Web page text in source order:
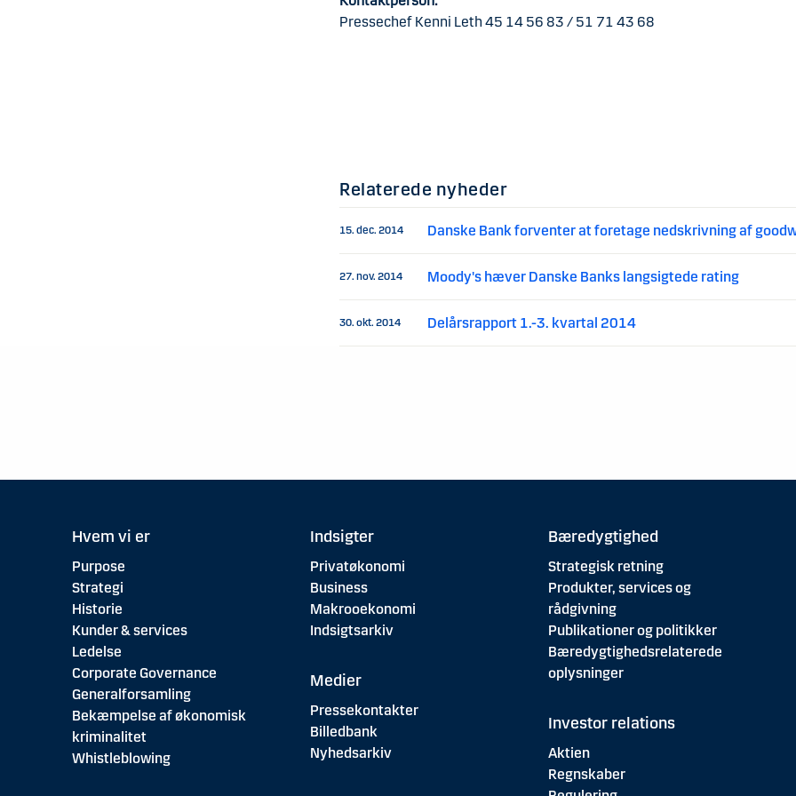
Pressechef Kenni Leth 45 14 56 83 / 51 71 43 68
Relaterede nyheder
15. dec. 2014 Danske Bank forventer at foretage nedskrivning af
27. nov. 2014 Moody's hæver Danske Banks langsigtede rating
30. okt. 2014 Delårsrapport 1.-3. kvartal 2014
Hvem vi er
Purpose
Strategi
Historie
Kunder & services
Ledelse
Corporate Governance
Generalforsamling
Bekæmpelse af økonomisk
kriminalitet
Whistleblowing
Indsigter
Privatøkonomi
Business
Makrooekonomi
Indsigtsarkiv
Medier
Pressekontakter
Billedbank
Nyhedsarkiv
Bæredygtighed
Strategisk retning
Produkter, services og
rådgivning
Publikationer og politikker
Bæredygtighedsrelaterede
oplysninger
Investor relations
Aktien
Regnskaber